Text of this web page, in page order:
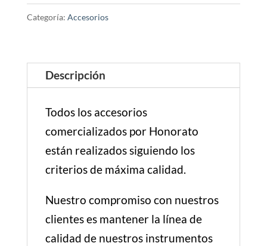
Categoría: Accesorios
Descripción
Todos los accesorios
comercializados por Honorato
están realizados siguiendo los
criterios de máxima calidad.
Nuestro compromiso con nuestros
clientes es mantener la línea de
calidad de nuestros instrumentos